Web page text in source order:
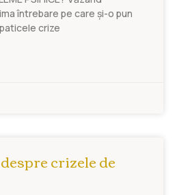
întrebare pe care și-o pun
crize
crizele de